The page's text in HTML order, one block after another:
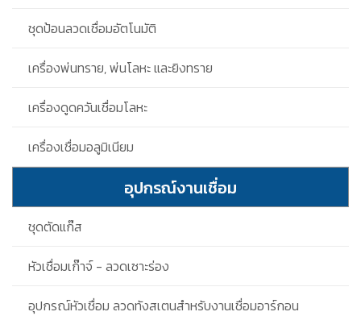
ชุดป้อนลวดเชื่อมอัตโนมัติ
เครื่องพ่นทราย, พ่นโลหะ และยิงทราย
เครื่องดูดควันเชื่อมโลหะ
เครื่องเชื่อมอลูมิเนียม
อุปกรณ์งานเชื่อม
ชุดตัดแก๊ส
หัวเชื่อมเก๊าจ์ - ลวดเซาะร่อง
อุปกรณ์หัวเชื่อม ลวดทังสเตนสำหรับงานเชื่อมอาร์กอน